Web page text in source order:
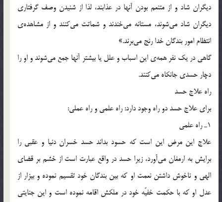
ديگران شاد و از متنعم بودن آنها در عذابند، لذا از شنيدن وصف گرفتاري
ديگران شاد مي‌شوند، مستانه مي‌خندند و شماتت مي‌كنند و از مشاهده‌ي
انتظام امور بندگان خدا رنج مي‌برند.»
گاهي در يك نفر همه‌ي اين اسباب و علل يا بيشتر آنها جمع مي‌شوند و او را
دچار حسدي جانكاه مي‌كنند.
راه علاج حسد
براي علاج حسد دو راه وجود دارد: راه علمي و راه عملي:
1ـ راه علمي
علاج اين مرض اين است كه حسود بداند حسد خسران دنيا و عقبي را
برايش به ارمغان مي‌آورد، زيرا حسد در واقع عبارت است از خشم بر قضاي
الهي و ناخوش داشتن نعمت او كه بين بندگان خود تقسيم نموده و بيزار از
عدل او كه با حكمت خفيّه خود در ملكش اقامه نموده است و اين جنايتي